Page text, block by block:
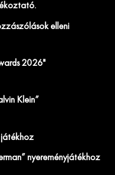
elleni
2026"
Klein”
játékhoz
nyereményjátékhoz